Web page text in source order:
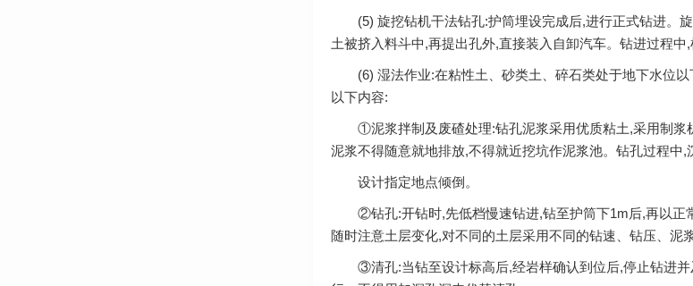
(5) 旋挖钻机干法钻孔:护筒埋设完成后,进行正式钻进。旋
土被挤入料斗中,再提出孔外,直接装入自卸汽车。钻进过程中,
(6) 湿法作业:在粘性土、砂类土、碎石类处于地下水位以
以下内容:
①泥浆拌制及废碴处理:钻孔泥浆采用优质粘土,采用制浆
泥浆不得随意就地排放,不得就近挖坑作泥浆池。钻孔过程中
设计指定地点倾倒。
②钻孔:开钻时,先低档慢速钻进,钻至护筒下1m后,再以正
随时注意土层变化,对不同的土层采用不同的钻速、钻压、泥浆
③清孔:当钻至设计标高后,经岩样确认到位后,停止钻进并